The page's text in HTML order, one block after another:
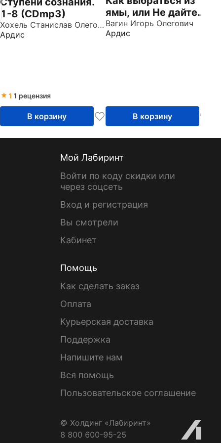
1-8 (CDmp3)
Хохель Станислав Олегович
Ардис
1 1 рецензия
В корзину
ямы, или Не дайте
кризису вас съесть!
(CDmp3)
Вагин Игорь Олегович
Ардис
В корзину
Мой Лабиринт
Войти по коду скидки или
через соцсеть
Вход и регистрация
Вы смотрели
Кабинет
Помощь
Как сделать заказ
Оплата
Курьерская доставка
Поддержка
Напишите нам
Вся помощь
Пользовательское соглашение
© Холдинг «Лабиринт»
8 800 600-95-25